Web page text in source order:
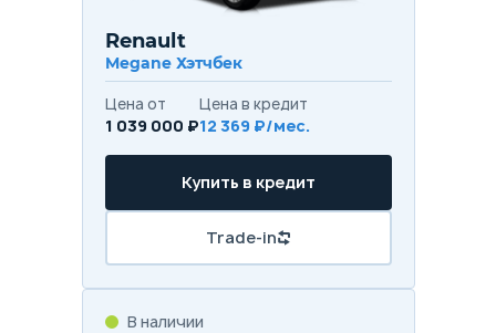
Renault
Megane Хэтчбек
Цена от
1 039 000 ₽
Цена в кредит
12 369 ₽/мес.
Купить в кредит
Trade-in
В наличии